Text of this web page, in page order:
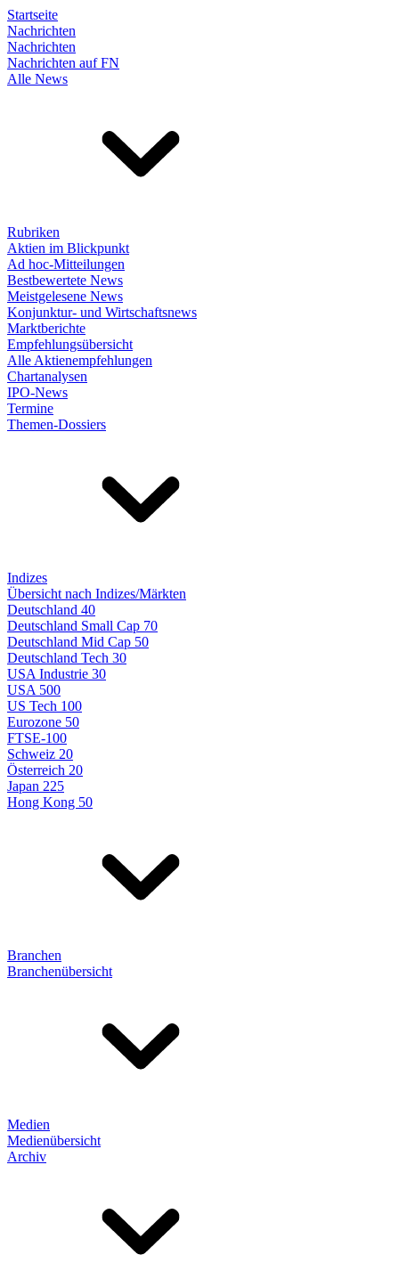
Startseite
Nachrichten
Nachrichten
Nachrichten auf FN
Alle News
Rubriken
Aktien im Blickpunkt
Ad hoc-Mitteilungen
Bestbewertete News
Meistgelesene News
Konjunktur- und Wirtschaftsnews
Marktberichte
Empfehlungsübersicht
Alle Aktienempfehlungen
Chartanalysen
IPO-News
Termine
Themen-Dossiers
Indizes
Übersicht nach Indizes/Märkten
Deutschland 40
Deutschland Small Cap 70
Deutschland Mid Cap 50
Deutschland Tech 30
USA Industrie 30
USA 500
US Tech 100
Eurozone 50
FTSE-100
Schweiz 20
Österreich 20
Japan 225
Hong Kong 50
Branchen
Branchenübersicht
Medien
Medienübersicht
Archiv